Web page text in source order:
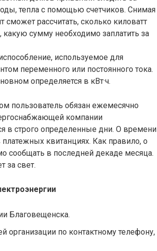
тепла с помощью счетчиков. Снимая
рассчитать, сколько киловатт
какую сумму необходимо заплатить за
используемое для
переменного или постоянного тока.
определяется в кВт·ч.
пользователь обязан ежемесячно
компании
в строго определенные дни. О времени
квитанциях. Как правило, о
сообщать в последней декаде месяца.
за свет.
Благовещенска.
по контактному телефону,